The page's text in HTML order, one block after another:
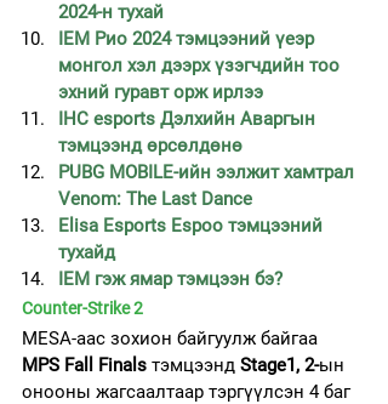
2024-н тухай
IEM Рио 2024 тэмцээний үеэр
монгол хэл дээрх үзэгчдийн тоо
эхний гуравт орж ирлээ
IHC esports Дэлхийн Аваргын
тэмцээнд өрсөлдөнө
PUBG MOBILE-ийн ээлжит хамтрал
Venom: The Last Dance
Elisa Esports Espoo тэмцээний
тухайд
IEM гэж ямар тэмцээн бэ?
Counter-Strike 2
MESA-аас зохион байгуулж байгаа
MPS Fall Finals тэмцээнд Stage1, 2-ын
онооны жагсаалтаар тэргүүлсэн 4 баг